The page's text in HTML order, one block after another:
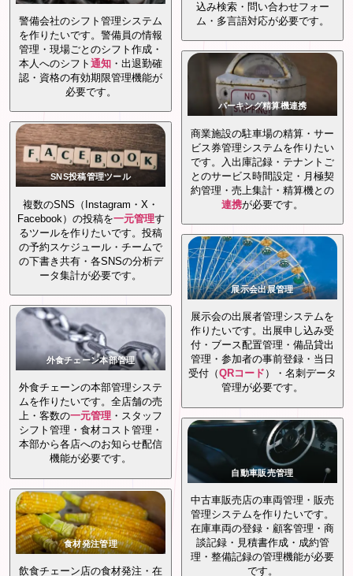
警備会社のシフト管理システム
を作りたいです。警備員の情報
管理・現場ごとのシフト作成・
本人へのシフト 通知 ・出退勤確
認・資格の有効期限管理機能が
必要です。
SNS投稿管理ツール
複数のSNS（Instagram・X・
Facebook）の投稿を一元管理す
るツールを作りたいです。投稿
の予約スケジュール・チームで
の下書き共有・各SNSの分析デ
ータ集計が必要です。
外食チェーン本部管理
外食チェーンの本部管理システ
ムを作りたいです。全店舗の売
上・客数の一元管理 ・スタッフ
シフト管理・食材コスト管理・
本部から各店へのお知らせ配信
機能が必要です。
食材発注管理
飲食チェーン店の食材発注・在
込み検索・問い合わせフォー
ム・多言語対応が必要です。
パーキング精算機連携
商業施設の駐車場の精算・サー
ビス券管理システムを作りたい
です。入出庫記録・テナントご
とのサービス時間設定・月極契
約管理・売上集計・精算機との
連携が必要です。
展示会出展管理
展示会の出展者管理システムを
作りたいです。出展申し込み受
付・ブース配置管理・備品貸出
管理・参加者の事前登録・当日
受付（QRコード ）・名刺データ
管理が必要です。
自動車販売管理
中古車販売店の車両管理・販売
管理システムを作りたいです。
在庫車両の登録・顧客管理・商
談記録・見積書作成・成約管
理・整備記録の管理機能が必要
です。